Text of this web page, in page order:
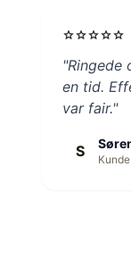
starstarstarstarstar
"Ringede
en tid.
var fair."
S